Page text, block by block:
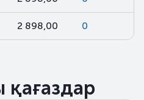
2 898,00 0
қағаздар